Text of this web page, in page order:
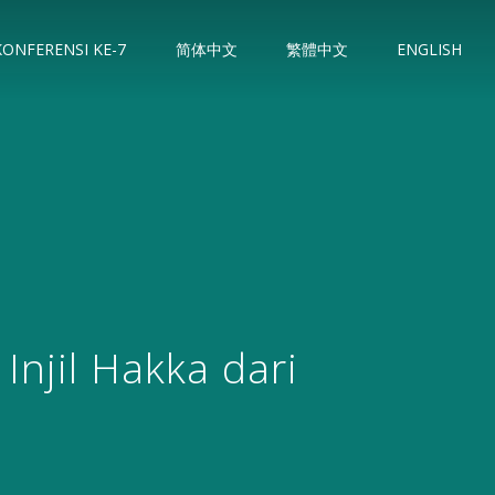
KE-7 简体中文 繁體中文 ENGLISH
Hakka dari